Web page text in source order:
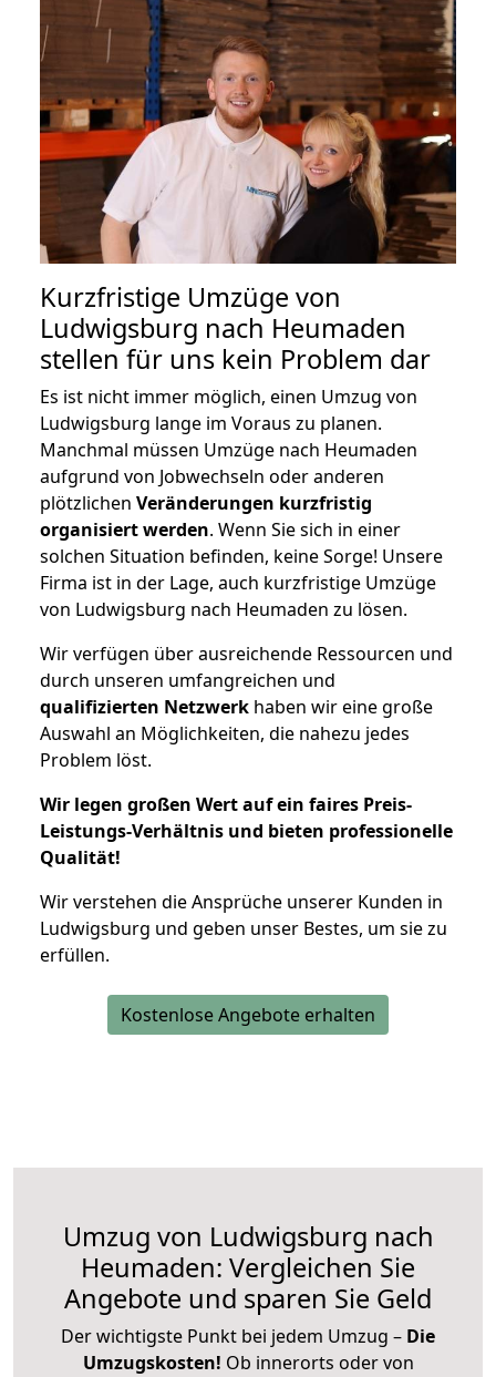
Kurzfristige Umzüge von
Ludwigsburg nach Heumaden
stellen für uns kein Problem dar
Es ist nicht immer möglich, einen Umzug von
Ludwigsburg lange im Voraus zu planen.
Manchmal müssen Umzüge nach Heumaden
aufgrund von Jobwechseln oder anderen
plötzlichen Veränderungen kurzfristig
organisiert werden. Wenn Sie sich in einer
solchen Situation befinden, keine Sorge! Unsere
Firma ist in der Lage, auch kurzfristige Umzüge
von Ludwigsburg nach Heumaden zu lösen.
Wir verfügen über ausreichende Ressourcen und
durch unseren umfangreichen und
qualifizierten Netzwerk haben wir eine große
Auswahl an Möglichkeiten, die nahezu jedes
Problem löst.
Wir legen großen Wert auf ein faires Preis-
Leistungs-Verhältnis und bieten professionelle
Qualität!
Wir verstehen die Ansprüche unserer Kunden in
Ludwigsburg und geben unser Bestes, um sie zu
erfüllen.
Kostenlose Angebote erhalten
Umzug von Ludwigsburg nach
Heumaden: Vergleichen Sie
Angebote und sparen Sie Geld
Der wichtigste Punkt bei jedem Umzug – Die
Umzugskosten! Ob innerorts oder von